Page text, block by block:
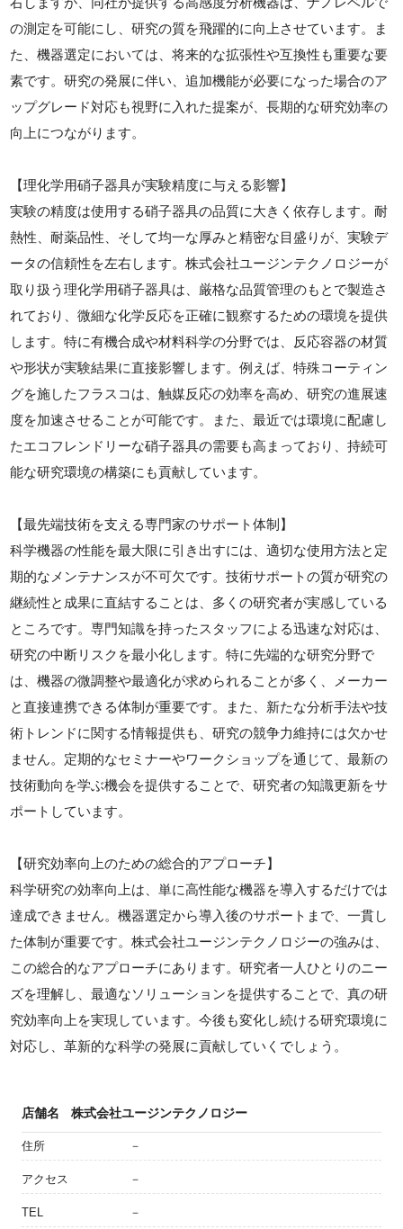
の測定を可能にし、研究の質を飛躍的に向上させています。ま
た、機器選定においては、将来的な拡張性や互換性も重要な要
素です。研究の発展に伴い、追加機能が必要になった場合のア
ップグレード対応も視野に入れた提案が、長期的な研究効率の
向上につながります。
【理化学用硝子器具が実験精度に与える影響】
実験の精度は使用する硝子器具の品質に大きく依存します。耐
熱性、耐薬品性、そして均一な厚みと精密な目盛りが、実験デ
ータの信頼性を左右します。株式会社ユージンテクノロジーが
取り扱う理化学用硝子器具は、厳格な品質管理のもとで製造さ
れており、微細な化学反応を正確に観察するための環境を提供
します。特に有機合成や材料科学の分野では、反応容器の材質
や形状が実験結果に直接影響します。例えば、特殊コーティン
グを施したフラスコは、触媒反応の効率を高め、研究の進展速
度を加速させることが可能です。また、最近では環境に配慮し
たエコフレンドリーな硝子器具の需要も高まっており、持続可
能な研究環境の構築にも貢献しています。
【最先端技術を支える専門家のサポート体制】
科学機器の性能を最大限に引き出すには、適切な使用方法と定
期的なメンテナンスが不可欠です。技術サポートの質が研究の
継続性と成果に直結することは、多くの研究者が実感している
ところです。専門知識を持ったスタッフによる迅速な対応は、
研究の中断リスクを最小化します。特に先端的な研究分野で
は、機器の微調整や最適化が求められることが多く、メーカー
と直接連携できる体制が重要です。また、新たな分析手法や技
術トレンドに関する情報提供も、研究の競争力維持には欠かせ
ません。定期的なセミナーやワークショップを通じて、最新の
技術動向を学ぶ機会を提供することで、研究者の知識更新をサ
ポートしています。
【研究効率向上のための総合的アプローチ】
科学研究の効率向上は、単に高性能な機器を導入するだけでは
達成できません。機器選定から導入後のサポートまで、一貫し
た体制が重要です。株式会社ユージンテクノロジーの強みは、
この総合的なアプローチにあります。研究者一人ひとりのニー
ズを理解し、最適なソリューションを提供することで、真の研
究効率向上を実現しています。今後も変化し続ける研究環境に
対応し、革新的な科学の発展に貢献していくでしょう。
店舗名 株式会社ユージンテクノロジー
住所 －
アクセス －
TEL －